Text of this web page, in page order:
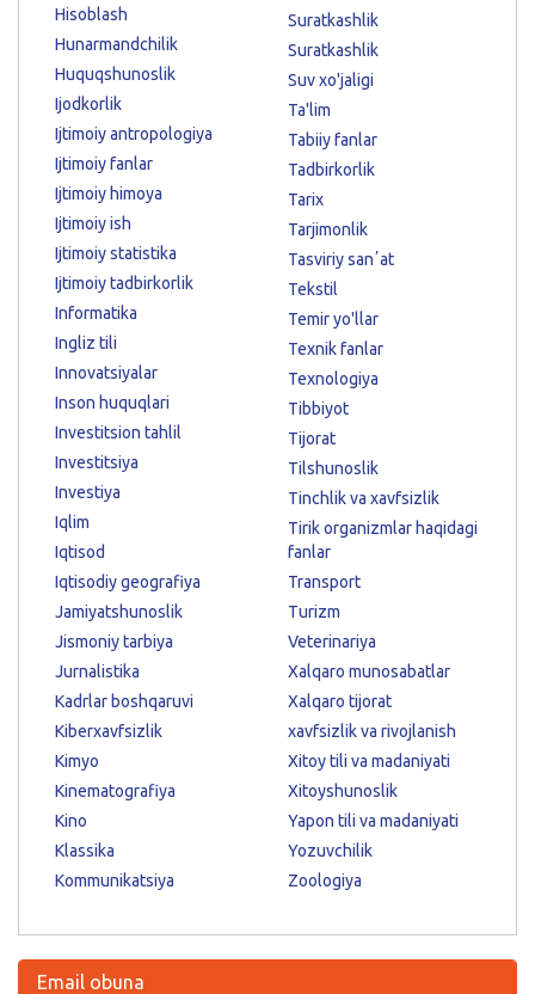
Hisoblash
Hunarmandchilik
Huquqshunoslik
Ijodkorlik
Ijtimoiy antropologiya
Ijtimoiy fanlar
Ijtimoiy himoya
Ijtimoiy ish
Ijtimoiy statistika
Ijtimoiy tadbirkorlik
Informatika
Ingliz tili
Innovatsiyalar
Inson huquqlari
Investitsion tahlil
Investitsiya
Investiya
Iqlim
Iqtisod
Iqtisodiy geografiya
Jamiyatshunoslik
Jismoniy tarbiya
Jurnalistika
Kadrlar boshqaruvi
Kiberxavfsizlik
Kimyo
Kinematografiya
Kino
Klassika
Kommunikatsiya
Suratkashlik
Suratkashlik
Suv xo'jaligi
Ta'lim
Tabiiy fanlar
Tadbirkorlik
Tarix
Tarjimonlik
Tasviriy sanʼat
Tekstil
Temir yo'llar
Texnik fanlar
Texnologiya
Tibbiyot
Tijorat
Tilshunoslik
Tinchlik va xavfsizlik
Tirik organizmlar haqidagi
fanlar
Transport
Turizm
Veterinariya
Xalqaro munosabatlar
Xalqaro tijorat
xavfsizlik va rivojlanish
Xitoy tili va madaniyati
Xitoyshunoslik
Yapon tili va madaniyati
Yozuvchilik
Zoologiya
Email obuna